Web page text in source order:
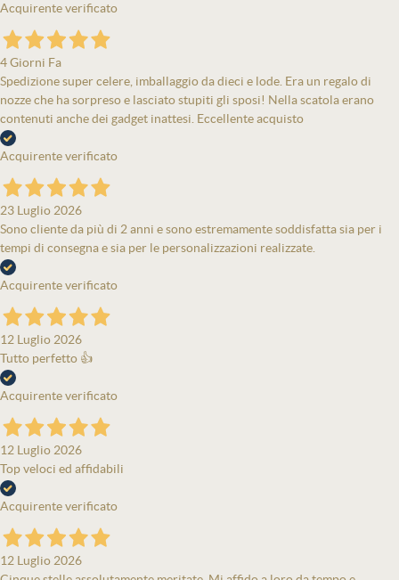
Acquirente verificato
4 Giorni Fa
Spedizione super celere, imballaggio da dieci e lode. Era un regalo di
nozze che ha sorpreso e lasciato stupiti gli sposi! Nella scatola erano
contenuti anche dei gadget inattesi. Eccellente acquisto
Acquirente verificato
23 Luglio 2026
Sono cliente da più di 2 anni e sono estremamente soddisfatta sia per i
tempi di consegna e sia per le personalizzazioni realizzate.
Acquirente verificato
12 Luglio 2026
Tutto perfetto 👍
Acquirente verificato
12 Luglio 2026
Top veloci ed affidabili
Acquirente verificato
12 Luglio 2026